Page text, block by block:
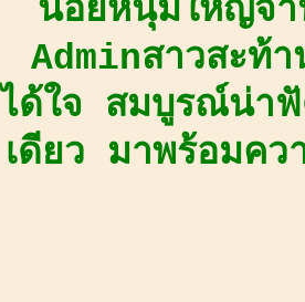
น้อยหนุ่มใหญ่จ
Adminสาวสะท้
ได้ใจ สมบูรณ์น่า
เดียว มาพร้อมคว